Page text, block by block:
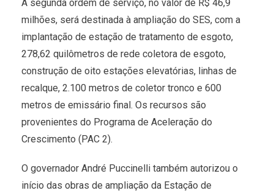
A segunda ordem de serviço, no valor de R$ 46,9
milhões, será destinada à ampliação do SES, com a
implantação de estação de tratamento de esgoto,
278,62 quilômetros de rede coletora de esgoto,
construção de oito estações elevatórias, linhas de
recalque, 2.100 metros de coletor tronco e 600
metros de emissário final. Os recursos são
provenientes do Programa de Aceleração do
Crescimento (PAC 2).
O governador André Puccinelli também autorizou o
início das obras de ampliação da Estação de